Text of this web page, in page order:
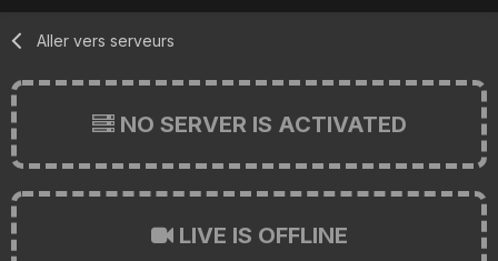
Aller vers serveurs
NO SERVER IS ACTIVATED
LIVE IS OFFLINE